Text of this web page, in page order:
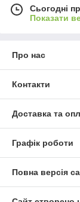
Сьогодні
Показати
Про нас
Контакти
Доставка та
Графік роботи
Повна версія